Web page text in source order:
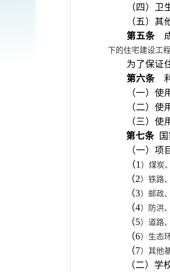
（四）卫生
（五）其他
第五条
下的住宅建设工
为了保证
第六条
（一）
（二）使用
（三）使用
第七条
（一）项目
（1 ）煤炭
（2）铁路
（3）邮政
（4）防洪
（5）道路
（6）生态
（7）其他
（二）学